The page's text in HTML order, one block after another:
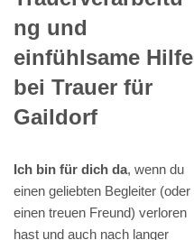
ng und
einfühlsame Hilfe
bei Trauer für
Gaildorf
Ich bin für dich da, wenn du
einen geliebten Begleiter (oder
einen treuen Freund) verloren
hast und auch nach langer